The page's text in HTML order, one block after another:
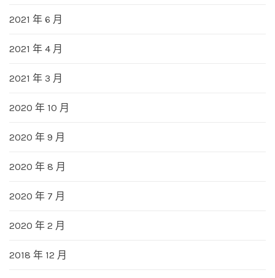
2021 年 6 月
2021 年 4 月
2021 年 3 月
2020 年 10 月
2020 年 9 月
2020 年 8 月
2020 年 7 月
2020 年 2 月
2018 年 12 月